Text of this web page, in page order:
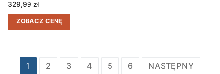
329,99 zł
ZOBACZ CENĘ
Stronicowanie
1 2 3 4 5 6 NASTĘPNY